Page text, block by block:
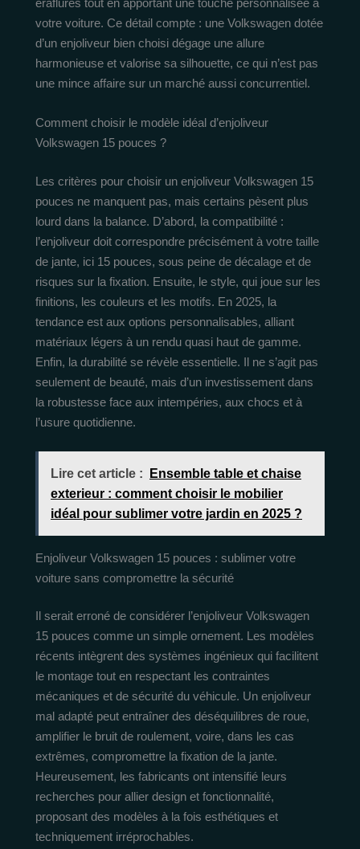
éraflures tout en apportant une touche personnalisée à
votre voiture. Ce détail compte : une Volkswagen dotée
d’un enjoliveur bien choisi dégage une allure
harmonieuse et valorise sa silhouette, ce qui n’est pas
une mince affaire sur un marché aussi concurrentiel.
Comment choisir le modèle idéal d’enjoliveur
Volkswagen 15 pouces ?
Les critères pour choisir un enjoliveur Volkswagen 15
pouces ne manquent pas, mais certains pèsent plus
lourd dans la balance. D’abord, la compatibilité :
l’enjoliveur doit correspondre précisément à votre taille
de jante, ici 15 pouces, sous peine de décalage et de
risques sur la fixation. Ensuite, le style, qui joue sur les
finitions, les couleurs et les motifs. En 2025, la
tendance est aux options personnalisables, alliant
matériaux légers à un rendu quasi haut de gamme.
Enfin, la durabilité se révèle essentielle. Il ne s’agit pas
seulement de beauté, mais d’un investissement dans
la robustesse face aux intempéries, aux chocs et à
l’usure quotidienne.
Lire cet article :
Ensemble table et chaise
exterieur : comment choisir le mobilier
idéal pour sublimer votre jardin en 2025 ?
Enjoliveur Volkswagen 15 pouces : sublimer votre
voiture sans compromettre la sécurité
Il serait erroné de considérer l’enjoliveur Volkswagen
15 pouces comme un simple ornement. Les modèles
récents intègrent des systèmes ingénieux qui facilitent
le montage tout en respectant les contraintes
mécaniques et de sécurité du véhicule. Un enjoliveur
mal adapté peut entraîner des déséquilibres de roue,
amplifier le bruit de roulement, voire, dans les cas
extrêmes, compromettre la fixation de la jante.
Heureusement, les fabricants ont intensifié leurs
recherches pour allier design et fonctionnalité,
proposant des modèles à la fois esthétiques et
techniquement irréprochables.